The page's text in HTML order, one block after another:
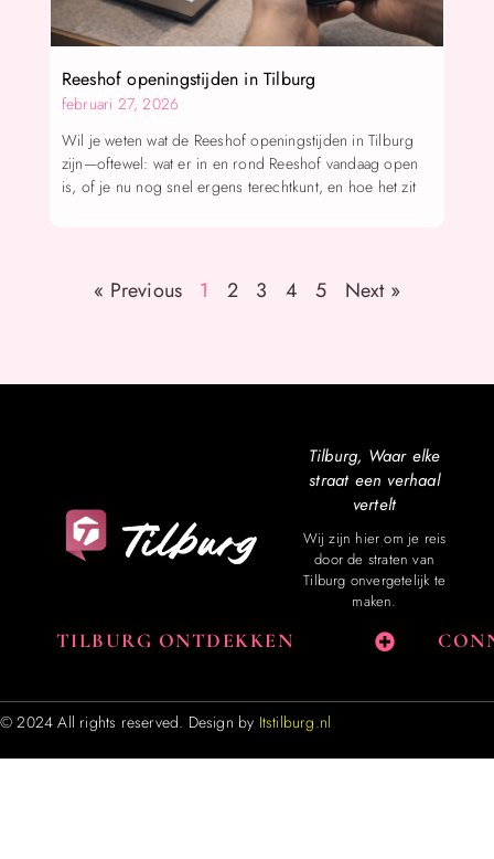
Reeshof openingstijden in Tilburg
februari 27, 2026
Wil je weten wat de Reeshof openingstijden in Tilburg
zijn—oftewel: wat er in en rond Reeshof vandaag open
is, of je nu nog snel ergens terechtkunt, en hoe het zit
« Previous 1 2 3 4 5 Next »
TILBURG ONTDEKKEN
Tilburg, Waar elke
straat een verhaal
vertelt
Wij zijn hier om je reis
door de straten van
Tilburg onvergetelijk te
maken.
© 2024 All rights reserved. Design by Itstilburg.nl